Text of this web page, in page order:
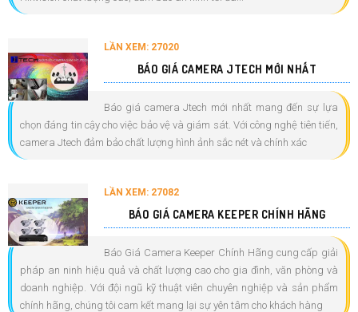
LẦN XEM: 27020
BÁO GIÁ CAMERA JTECH MỚI NHẤT
Báo giá camera Jtech mới nhất mang đến sự lựa
chọn đáng tin cậy cho việc bảo vệ và giám sát. Với công nghệ tiên tiến,
camera Jtech đảm bảo chất lượng hình ảnh sắc nét và chính xác
LẦN XEM: 27082
BÁO GIÁ CAMERA KEEPER CHÍNH HÃNG
Báo Giá Camera Keeper Chính Hãng cung cấp giải
pháp an ninh hiệu quả và chất lượng cao cho gia đình, văn phòng và
doanh nghiệp. Với đội ngũ kỹ thuật viên chuyên nghiệp và sản phẩm
chính hãng, chúng tôi cam kết mang lại sự yên tâm cho khách hàng